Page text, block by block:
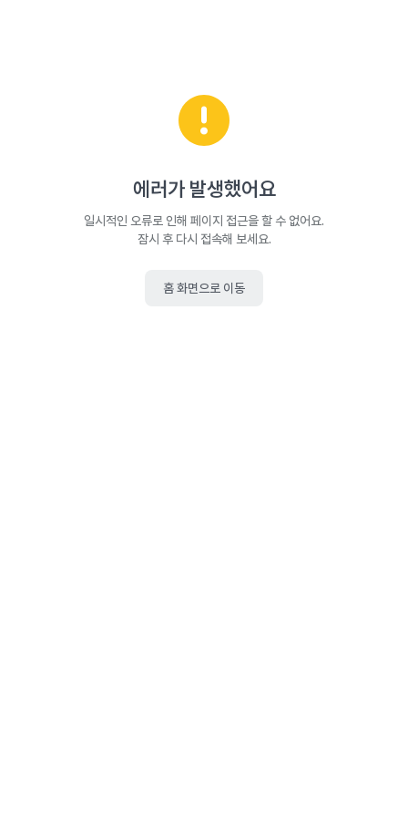
에러가 발생했어요
일시적인 오류로 인해 페이지 접근을 할 수 없어요.
잠시 후 다시 접속해 보세요.
홈 화면으로 이동